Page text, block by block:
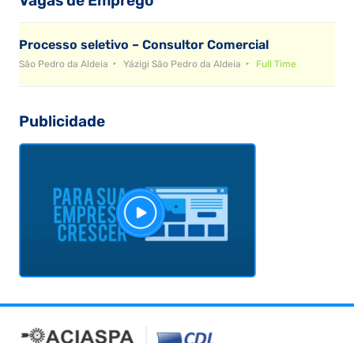
Processo seletivo – Consultor Comercial
São Pedro da Aldeia Yázigi São Pedro da Aldeia Full Time
Publicidade